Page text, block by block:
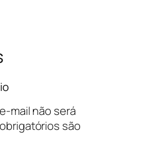
mail não será
são